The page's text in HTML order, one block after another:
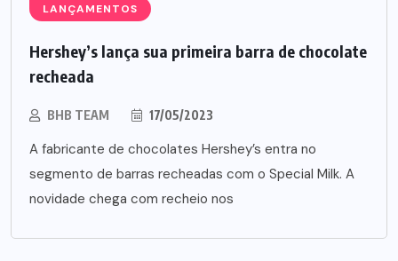
LANÇAMENTOS
Hershey’s lança sua primeira barra de chocolate
recheada
BHB TEAM 17/05/2023
A fabricante de chocolates Hershey’s entra no
segmento de barras recheadas com o Special Milk. A
novidade chega com recheio nos